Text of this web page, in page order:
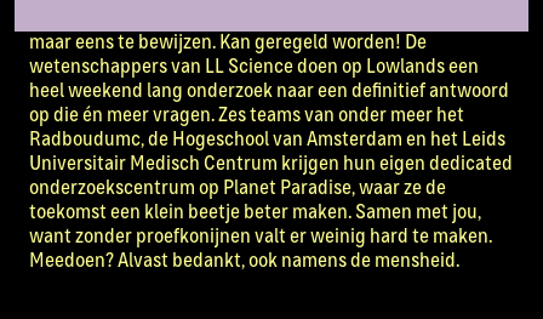
maar eens te bewijzen. Kan geregeld worden! De
wetenschappers van LL Science doen op Lowlands een
heel weekend lang onderzoek naar een definitief antwoord
op die én meer vragen. Zes teams van onder meer het
Radboudumc, de Hogeschool van Amsterdam en het Leids
Universitair Medisch Centrum krijgen hun eigen dedicated
onderzoekscentrum op Planet Paradise, waar ze de
toekomst een klein beetje beter maken. Samen met jou,
want zonder proefkonijnen valt er weinig hard te maken.
Meedoen? Alvast bedankt, ook namens de mensheid.